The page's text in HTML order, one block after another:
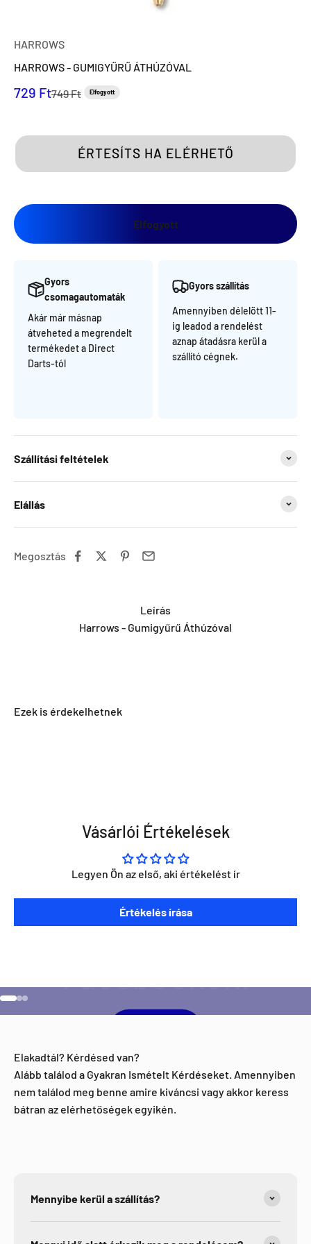
HARROWS
HARROWS - GUMIGYŰRŰ ÁTHÚZÓVAL
Eladási ár
729 FtNormál ár
749 Ft Elfogyott
ÉRTESÍTS HA ELÉRHETŐ
Elfogyott
Gyors
csomagautomaták
Akár már másnap
átveheted a megrendelt
termékedet a Direct
Darts-tól
Gyors szállítás
Amennyiben délelött 11-
ig leadod a rendelést
aznap átadásra kerül a
szállító cégnek.
Szállítási feltételek
Elállás
Megosztás
Leírás
Harrows - Gumigyűrű Áthúzóval
Vásárlói Értékelések
Legyen Ön az első, aki értékelést ír
Értékelés írása
Szeretnéd ha napra kész lennél minden Direct Darts
aktivitással kapcsolatban?
Elakadtál? Kérdésed van?
Alább találod a Gyakran Ismételt Kérdéseket. Amennyiben
nem találod meg benne amire kiváncsi vagy akkor keress
bátran az elérhetőségek egyikén.
Mennyibe kerül a szállítás?